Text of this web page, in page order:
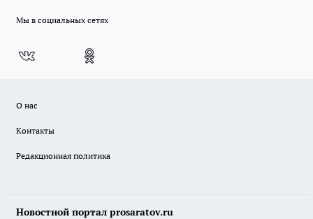
Мы в социальных сетях
О нас
Контакты
Редакционная политика
Новостной портал prosaratov.ru